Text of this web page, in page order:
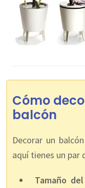
Cómo
balcón
Decorar un
aquí tienes un par
Tamaño